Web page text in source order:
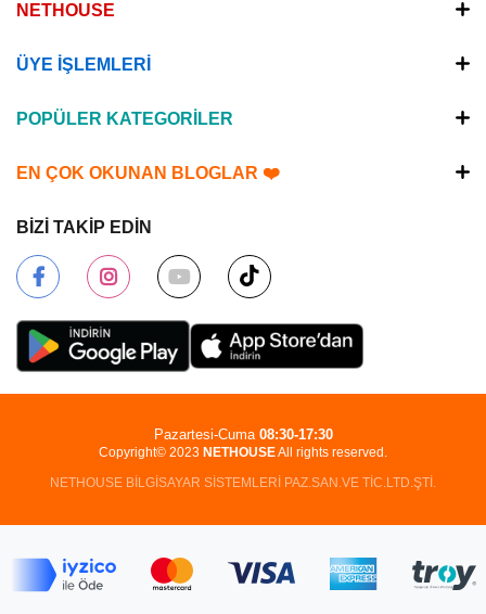
NETHOUSE
ÜYE İŞLEMLERİ
POPÜLER KATEGORİLER
EN ÇOK OKUNAN BLOGLAR ❤️
BİZİ TAKİP EDİN
Copyright© 2023 NETHOUSEAll rights reserved.
NETHOUSE BİLGİSAYAR SİSTEMLERİ PAZ.SAN.VE TİC.LTD.ŞTİ.
Pazartesi-Cuma 08:30-17:30